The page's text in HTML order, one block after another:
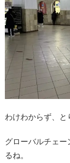
わけわからず、と
グローバルチェー
るね。